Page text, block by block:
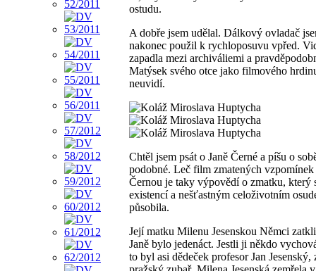
ostudu.
A dobře jsem udělal. Dálkový ovladač
nakonec použil k rychloposuvu vpřed.
zapadla mezi archiváliemi a
Matýsek svého otce jako filmového
neuvidí.
Chtěl jsem psát o Janě Černé a píšu o
podobné. Leč film zmatených vzpomínek
Černou je taky výpovědí o zmatku, který
existencí a nešťastným celoživotním
působila.
Její matku Milenu Jesenskou Němci
Janě bylo jedenáct. Jestli ji někdo
to byl asi dědeček profesor Jan Jesenský,